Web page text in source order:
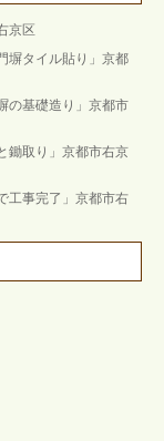
京区
塀タイル貼り」京都
の基礎造り」京都市
鋤取り」京都市右京
工事完了」京都市右